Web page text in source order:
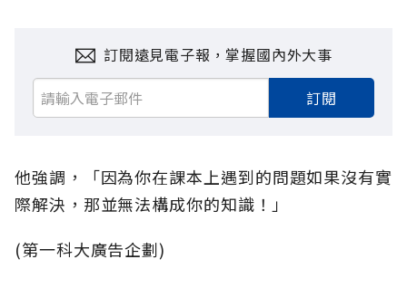
訂閱遠見電子報，掌握國內外大事
訂閱
他強調，「因為你在課本上遇到的問題如果沒有實
際解決，那並無法構成你的知識！」
(第一科大廣告企劃)